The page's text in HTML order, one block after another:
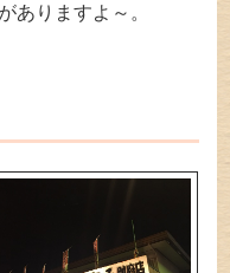
ありますよ～。